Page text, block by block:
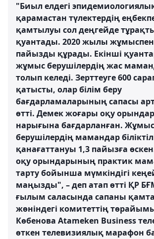
"Биыл елдегі
қарамастан түлектердің
қамтылуы сол деңгейде
қуантады. 2020 жылы
пайызды құрады. Екінші
жұмыс берушілердің жас
толып келеді. Зерттеуге 600
қатысты, олар білім беру
бағдарламаларының сапасы
өтті. Демек жоғары оқу
нарығына бағдарланған. Жұмыс
берушілердің мамандар
қанағаттануы 1,3 пайызға
оқу орындарының практик
тарту бойынша мүмкіндігі
маңызды", – деп атап өтті ҚР
ғылым саласында сапаны
жөніндегі комитеттің
Көбенова Atameken Business
өткен телевизиялық марафон